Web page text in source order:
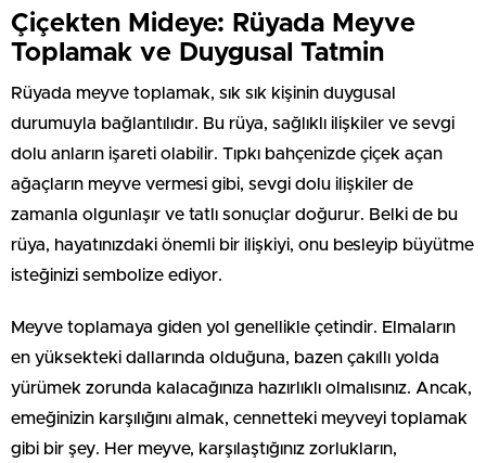
Çiçekten Mideye: Rüyada Meyve
Toplamak ve Duygusal Tatmin
Rüyada meyve toplamak, sık sık kişinin duygusal
durumuyla bağlantılıdır. Bu rüya, sağlıklı ilişkiler ve sevgi
dolu anların işareti olabilir. Tıpkı bahçenizde çiçek açan
ağaçların meyve vermesi gibi, sevgi dolu ilişkiler de
zamanla olgunlaşır ve tatlı sonuçlar doğurur. Belki de bu
rüya, hayatınızdaki önemli bir ilişkiyi, onu besleyip büyütme
isteğinizi sembolize ediyor.
Meyve toplamaya giden yol genellikle çetindir. Elmaların
en yüksekteki dallarında olduğuna, bazen çakıllı yolda
yürümek zorunda kalacağınıza hazırlıklı olmalısınız. Ancak,
emeğinizin karşılığını almak, cennetteki meyveyi toplamak
gibi bir şey. Her meyve, karşılaştığınız zorlukların,